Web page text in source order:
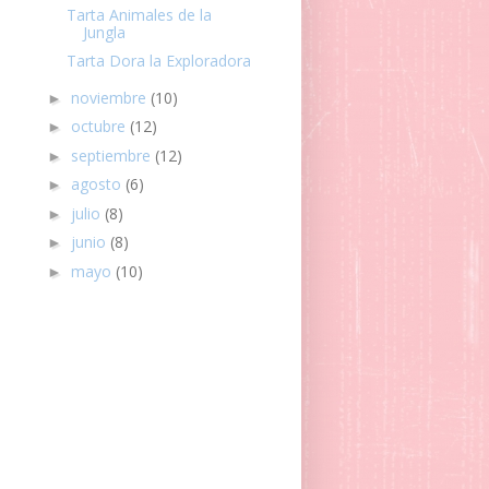
Tarta Animales de la
Jungla
Tarta Dora la Exploradora
► noviembre (10)
► octubre (12)
► septiembre (12)
► agosto (6)
► julio (8)
► junio (8)
► mayo (10)